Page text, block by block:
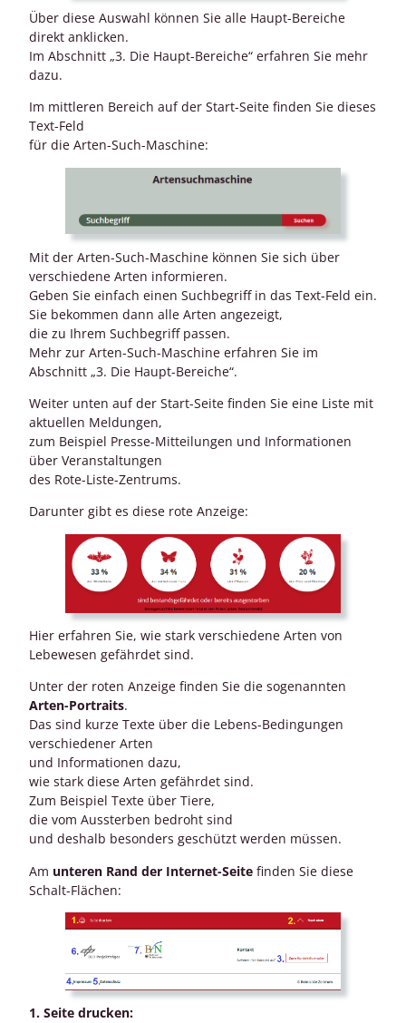
Über diese Auswahl können Sie alle Haupt-Bereiche
direkt anklicken.
Im Abschnitt „3. Die Haupt-Bereiche“ erfahren Sie mehr
dazu.
Im mittleren Bereich auf der Start-Seite finden Sie dieses
Text-Feld
für die Arten-Such-Maschine:
Mit der Arten-Such-Maschine können Sie sich über
verschiedene Arten informieren.
Geben Sie einfach einen Suchbegriff in das Text-Feld ein.
Sie bekommen dann alle Arten angezeigt,
die zu Ihrem Suchbegriff passen.
Mehr zur Arten-Such-Maschine erfahren Sie im
Abschnitt „3. Die Haupt-Bereiche“.
Weiter unten auf der Start-Seite finden Sie eine Liste mit
aktuellen Meldungen,
zum Beispiel Presse-Mitteilungen und Informationen
über Veranstaltungen
des Rote-Liste-Zentrums.
Darunter gibt es diese rote Anzeige:
Hier erfahren Sie, wie stark verschiedene Arten von
Lebewesen gefährdet sind.
Unter der roten Anzeige finden Sie die sogenannten
Arten-Portraits.
Das sind kurze Texte über die Lebens-Bedingungen
verschiedener Arten
und Informationen dazu,
wie stark diese Arten gefährdet sind.
Zum Beispiel Texte über Tiere,
die vom Aussterben bedroht sind
und deshalb besonders geschützt werden müssen.
Am unteren Rand der Internet-Seite finden Sie diese
Schalt-Flächen:
1. Seite drucken: